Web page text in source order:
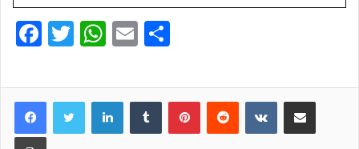
F
c
e
b
T
itt
er
W
at
s
A
E
ai
l
ar
e
LinkedInTumblr PinterestReddit VKontakteShare via Email
Print